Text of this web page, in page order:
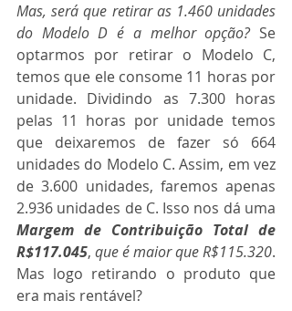
Mas, será que retirar as 1.460 unidades
do Modelo D é a melhor opção? Se
optarmos por retirar o Modelo C,
temos que ele consome 11 horas por
unidade. Dividindo as 7.300 horas
pelas 11 horas por unidade temos
que deixaremos de fazer só 664
unidades do Modelo C. Assim, em vez
de 3.600 unidades, faremos apenas
Margem de Contribuição Total de
R$117.045, que é maior que R$115.320.
Mas logo retirando o produto que
era mais rentável?